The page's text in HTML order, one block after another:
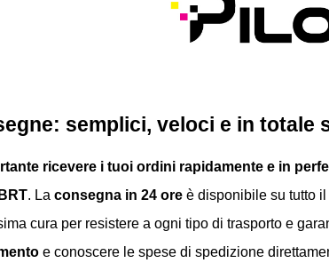
semplici, veloci e in totale
ricevere i tuoi ordini rapidamente e in
BRT. La consegna in 24 ore è disponibile su tutto
cura per resistere a ogni tipo di trasporto e
e conoscere le spese di spedizione